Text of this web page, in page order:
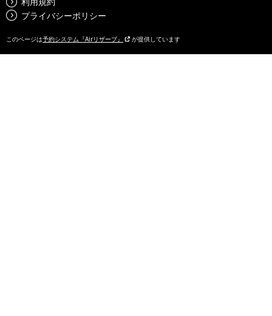
プライバシーポリシー
このページは予約システム『Airリザーブ』 が提供しています